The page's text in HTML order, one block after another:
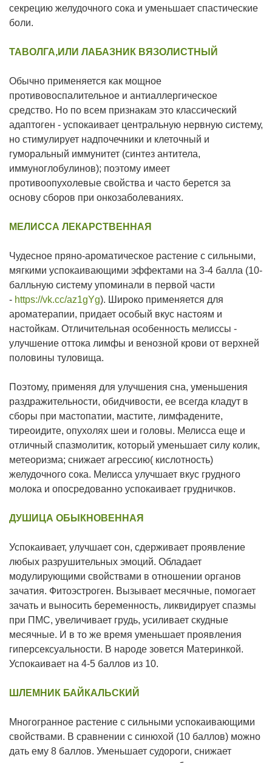
секрецию желудочного сока и уменьшает спастические
боли.
ТАВОЛГА,ИЛИ ЛАБАЗНИК ВЯЗОЛИСТНЫЙ
Обычно применяется как мощное
противовоспалительное и антиаллергическое
средство. Но по всем признакам это классический
адаптоген - успокаивает центральную нервную систему,
но стимулирует надпочечники и клеточный и
гуморальный иммунитет (синтез антитела,
иммуноглобулинов); поэтому имеет
противоопухолевые свойства и часто берется за
основу сборов при онкозаболеваниях.
МЕЛИССА ЛЕКАРСТВЕННАЯ
Чудесное пряно-ароматическое растение с сильными,
мягкими успокаивающими эффектами на 3-4 балла (10-
балльную систему упоминали в первой части
- https://vk.cc/az1gYg). Широко применяется для
ароматерапии, придает особый вкус настоям и
настойкам. Отличительная особенность мелиссы -
улучшение оттока лимфы и венозной крови от верхней
половины туловища.
Поэтому, применяя для улучшения сна, уменьшения
раздражительности, обидчивости, ее всегда кладут в
сборы при мастопатии, мастите, лимфадените,
тиреоидите, опухолях шеи и головы. Мелисса еще и
отличный спазмолитик, который уменьшает силу колик,
метеоризма; снижает агрессию( кислотность)
желудочного сока. Мелисса улучшает вкус грудного
молока и опосредованно успокаивает грудничков.
ДУШИЦА ОБЫКНОВЕННАЯ
Успокаивает, улучшает сон, сдерживает проявление
любых разрушительных эмоций. Обладает
модулирующими свойствами в отношении органов
зачатия. Фитоэстроген. Вызывает месячные, помогает
зачать и выносить беременность, ликвидирует спазмы
при ПМС, увеличивает грудь, усиливает скудные
месячные. И в то же время уменьшает проявления
гиперсексуальности. В народе зовется Материнкой.
Успокаивает на 4-5 баллов из 10.
ШЛЕМНИК БАЙКАЛЬСКИЙ
Многогранное растение с сильными успокаивающими
свойствами. В сравнении с синюхой (10 баллов) можно
дать ему 8 баллов. Уменьшает судороги, снижает